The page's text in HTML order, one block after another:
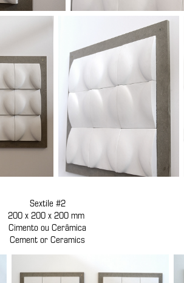
Sextile #2
200 x 200 x 200 mm
Cimento ou Cerâmica
Cement or Ceramics